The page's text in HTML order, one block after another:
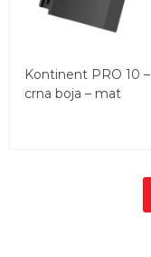
Kontinent PRO 10 –
crna boja – mat